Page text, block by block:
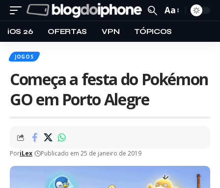
Aa
iOS 26 OFERTAS VPN TÓPICOS
JOGOS
Começa a festa do Pokémon
GO em Porto Alegre
PoriLex Publicado em 25 de janeiro de 2019